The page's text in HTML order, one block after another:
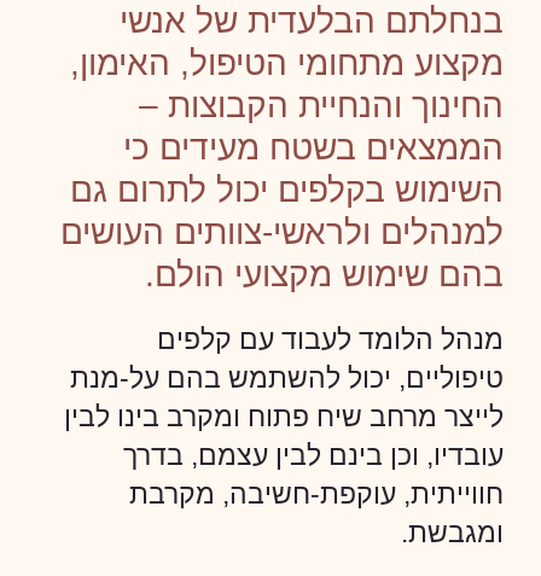
בנחלתם הבלעדית של אנשי
מקצוע מתחומי הטיפול, האימון,
החינוך והנחיית הקבוצות –
הממצאים בשטח מעידים כי
השימוש בקלפים יכול לתרום גם
למנהלים ולראשי-צוותים העושים
בהם שימוש מקצועי הולם.
מנהל הלומד לעבוד עם קלפים
טיפוליים, יכול להשתמש בהם על-מנת
לייצר מרחב שיח פתוח ומקרב בינו לבין
עובדיו, וכן בינם לבין עצמם, בדרך
חווייתית, עוקפת-חשיבה, מקרבת
ומגבשת.